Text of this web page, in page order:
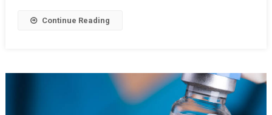
Continue Reading